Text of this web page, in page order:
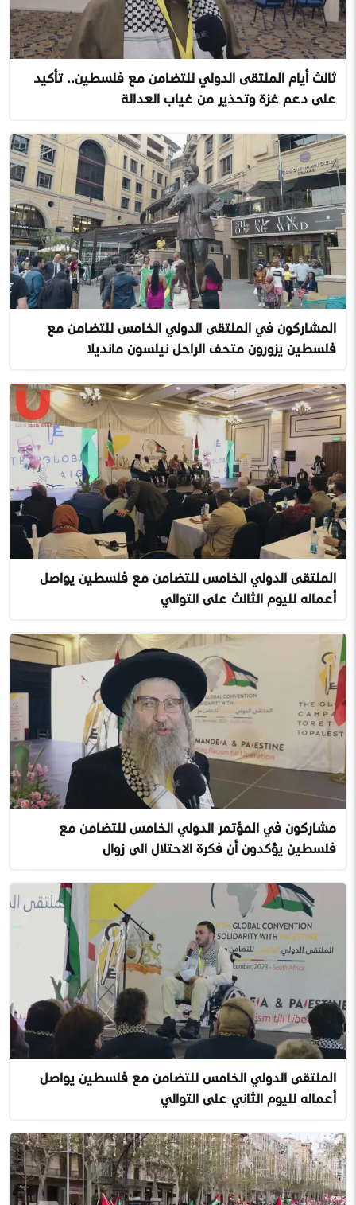
ثالث أيام الملتقى الدولي للتضامن مع فلسطين.. تأكيد
على دعم غزة وتحذير من غياب العدالة
المشاركون في الملتقى الدولي الخامس للتضامن مع
فلسطين يزورون متحف الراحل نيلسون مانديلا
الملتقى الدولي الخامس للتضامن مع فلسطين يواصل
أعماله لليوم الثالث على التوالي
مشاركون في المؤتمر الدولي الخامس للتضامن مع
فلسطين يؤكدون أن فكرة الاحتلال الى زوال
الملتقى الدولي الخامس للتضامن مع فلسطين يواصل
أعماله لليوم الثاني على التوالي